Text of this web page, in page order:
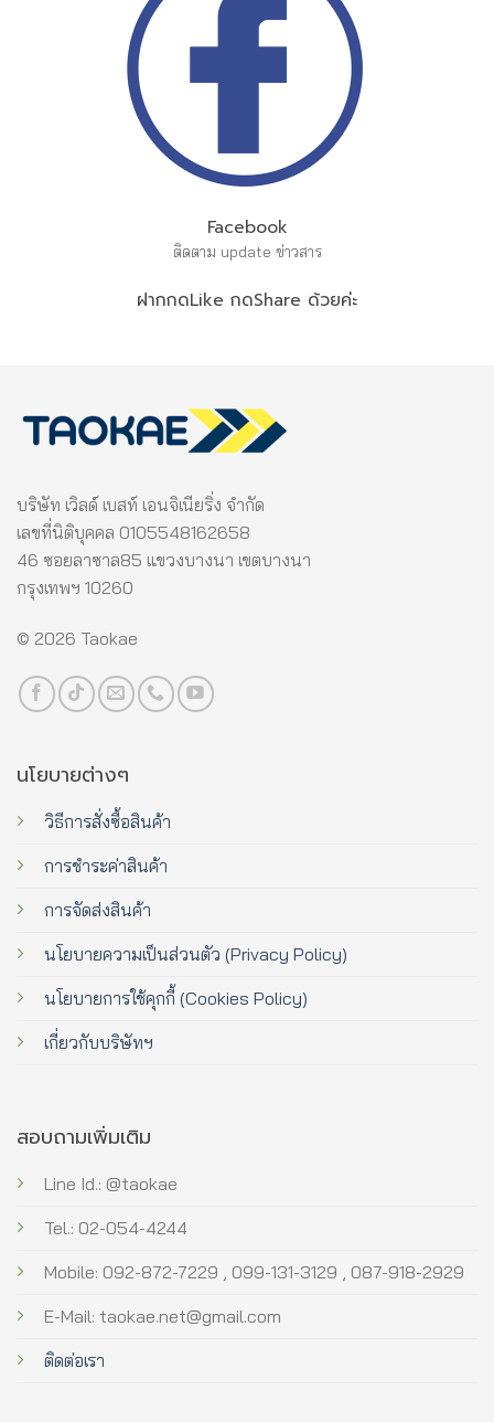
Facebook
ติดตาม update ข่าวสาร
ฝากกดLike กดShare ด้วยค่ะ
บริษัท เวิลด์ เบสท์ เอนจิเนียริ่ง จำกัด
เลขที่นิติบุคคล 0105548162658
46 ซอยลาซาล85 แขวงบางนา เขตบางนา
กรุงเทพฯ 10260
© 2026 Taokae
นโยบายต่างๆ
วิธีการสั่งซื้อสินค้า
การชำระค่าสินค้า
การจัดส่งสินค้า
นโยบายความเป็นส่วนตัว (Privacy Policy)
นโยบายการใช้คุกกี้ (Cookies Policy)
เกี่ยวกับบริษัทฯ
สอบถามเพิ่มเติม
Line Id.: @taokae
Tel.: 02-054-4244
Mobile: 092-872-7229 , 099-131-3129 , 087-918-2929
E-Mail: taokae.net@gmail.com
ติดต่อเรา